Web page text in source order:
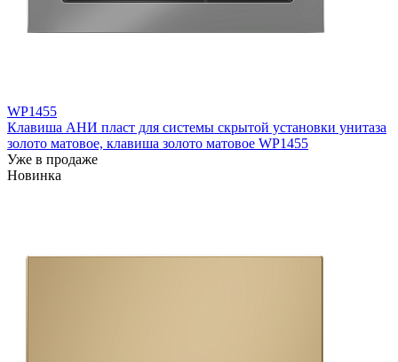
WP1455
Клавиша АНИ пласт для системы скрытой установки унитаза
золото матовое, клавиша золото матовое WP1455
Уже в продаже
Новинка